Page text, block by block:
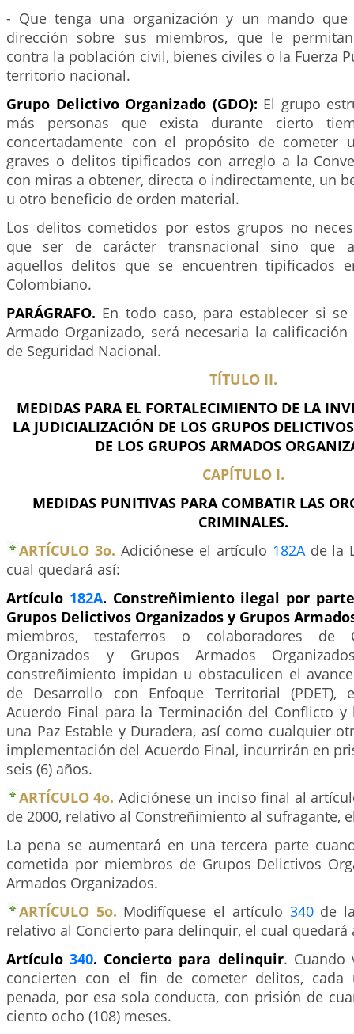
- Que tenga una organización y un mando que
dirección sobre sus miembros, que le
contra la población civil, bienes civiles o la Fuerza
territorio nacional.
Grupo Delictivo Organizado (GDO): El grupo
más personas que exista durante cierto
concertadamente con el propósito de cometer
graves o delitos tipificados con arreglo a la
con miras a obtener, directa o indirectamente, un
u otro beneficio de orden material.
Los delitos cometidos por estos grupos no
que ser de carácter transnacional sino que
aquellos delitos que se encuentren tipificados
Colombiano.
PARÁGRAFO. En todo caso, para establecer si
Armado Organizado, será necesaria la
de Seguridad Nacional.
TÍTULO II.
MEDIDAS PARA EL FORTALECIMIENTO DE LA
LA JUDICIALIZACIÓN DE LOS GRUPOS
DE LOS GRUPOS ARMADOS
CAPÍTULO I.
MEDIDAS PUNITIVAS PARA COMBATIR LAS
CRIMINALES.
ARTÍCULO 3o. Adiciónese el artículo 182Ade la
cual quedará así:
Artículo 182A. Constreñimiento ilegal por
Grupos Delictivos Organizados y Grupos
miembros, testaferros o colaboradores de
Organizados y Grupos Armados
constreñimiento impidan u obstaculicen el
de Desarrollo con Enfoque Territorial (PDET),
Acuerdo Final para la Terminación del Conflicto y
una Paz Estable y Duradera, así como cualquier
implementación del Acuerdo Final, incurrirán en
seis (6) años.
ARTÍCULO 4o. Adiciónese un inciso final al
de 2000, relativo al Constreñimiento al sufragante,
La pena se aumentará en una tercera parte
cometida por miembros de Grupos Delictivos
Armados Organizados.
ARTÍCULO 5o. Modifíquese el artículo 340de la
relativo al Concierto para delinquir, el cual quedará
Artículo340. Concierto para delinquir. Cuando
concierten con el fin de cometer delitos, cada
penada, por esa sola conducta, con prisión de
ciento ocho (108) meses.